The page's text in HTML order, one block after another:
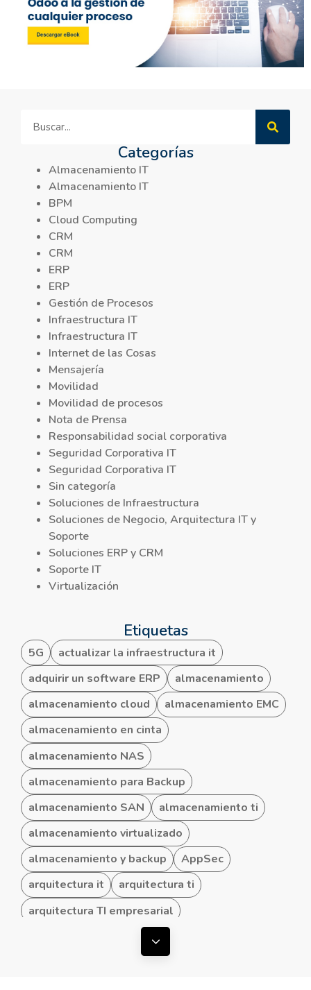
Categorías
Almacenamiento IT
Almacenamiento IT
BPM
Cloud Computing
CRM
CRM
ERP
ERP
Gestión de Procesos
Infraestructura IT
Infraestructura IT
Internet de las Cosas
Mensajería
Movilidad
Movilidad de procesos
Nota de Prensa
Responsabilidad social corporativa
Seguridad Corporativa IT
Seguridad Corporativa IT
Sin categoría
Soluciones de Infraestructura
Soluciones de Negocio, Arquitectura IT y
Soporte
Soluciones ERP y CRM
Soporte IT
Virtualización
Etiquetas
5G
actualizar la infraestructura it
adquirir un software ERP
almacenamiento
almacenamiento cloud
almacenamiento EMC
almacenamiento en cinta
almacenamiento NAS
almacenamiento para Backup
almacenamiento SAN
almacenamiento ti
almacenamiento virtualizado
almacenamiento y backup
AppSec
arquitectura it
arquitectura ti
arquitectura TI empresarial
Mostrar todas las etiquetas